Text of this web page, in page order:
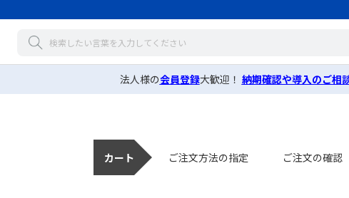
法人様の会員登録大歓迎！ 納期確認や導入のご相
カート ご注文方法の指定 ご注文の確認